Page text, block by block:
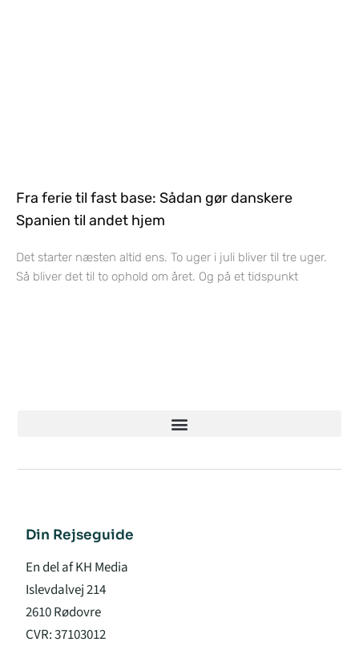
Fra ferie til fast base: Sådan gør danskere
Spanien til andet hjem
Det starter næsten altid ens. To uger i juli bliver til tre uger.
Så bliver det til to ophold om året. Og på et tidspunkt
Din Rejseguide
En del af KH Media
Islevdalvej 214
2610 Rødovre
CVR: 37103012